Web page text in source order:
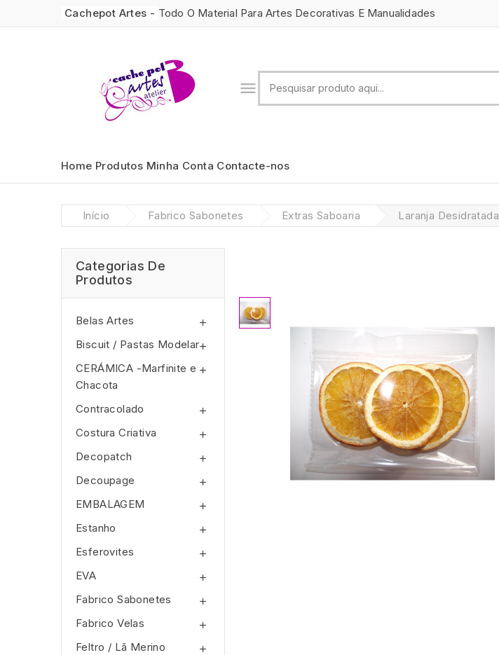
Cachepot Artes - Todo O Material Para Artes Decorativas E Manualidades

Home Produtos Minha Conta Contacte-nos
Início Fabrico Sabonetes Extras Saboaria Laranja Desidratada
Categorias De
Produtos
Belas Artes 
Biscuit / Pastas Modelar
CERÁMICA -Marfinite e
Chacota

Contracolado 
Costura Criativa 
Decopatch 
Decoupage 
EMBALAGEM 
Estanho 
Esferovites 
EVA 
Fabrico Sabonetes 
Fabrico Velas 
Feltro / Lã Merino 